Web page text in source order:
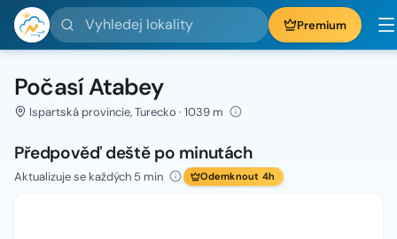
Vyhledej lokality Premium
Počasí Atabey
Ispartská provincie, Turecko · 1039 m
Předpověď deště po minutách
Aktualizuje se každých 5 min Odemknout 4h